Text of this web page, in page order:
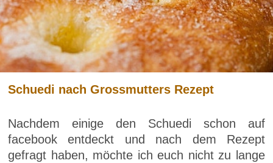
Schuedi nach Grossmutters Rezept
Nachdem einige den Schuedi schon auf
facebook entdeckt und nach dem Rezept
gefragt haben, möchte ich euch nicht zu lange